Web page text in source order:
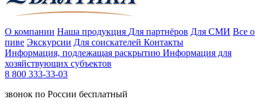
О компании Наша продукция Для партнёров Для СМИ Все о
пиве Экскурсии Для соискателей Контакты
Информация, подлежащая раскрытию Информация для
хозяйствующих субъектов
8 800 333-33-03
звонок по России бесплатный